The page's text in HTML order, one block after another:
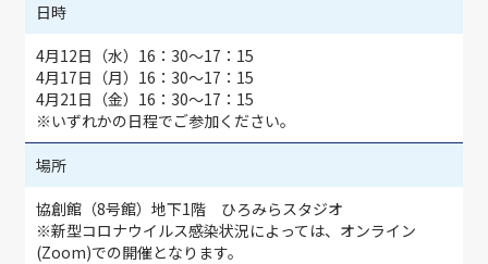
日時
4月12日（水）16：30～17：15
4月17日（月）16：30～17：15
4月21日（金）16：30～17：15
※いずれかの日程でご参加ください。
場所
協創館（8号館）地下1階 ひろみらスタジオ
※新型コロナウイルス感染状況によっては、オンライン
(Zoom)での開催となります。